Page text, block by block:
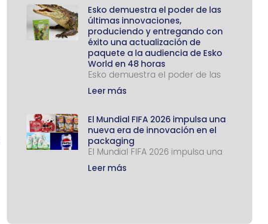
Esko demuestra el poder de las
últimas innovaciones,
produciendo y entregando con
éxito una actualización de
paquete a la audiencia de Esko
World en 48 horas
Esko demuestra el poder de las
Leer más
El Mundial FIFA 2026 impulsa una
nueva era de innovación en el
packaging
El Mundial FIFA 2026 impulsa una
Leer más